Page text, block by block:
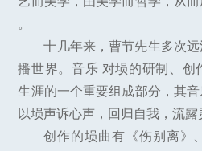
。
十几年来，曹节先生多次
播世界。音乐 对埙的研制、创
生涯的一个重要组成部分，其
以埙声诉心声，回归自我，流露
创作的埙曲有《伤别离》